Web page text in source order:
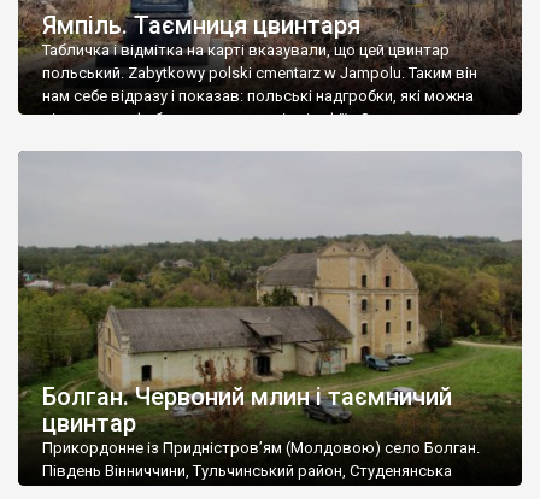
Ямпіль. Таємниця цвинтаря
Табличка і відмітка на карті вказували, що цей цвинтар
польський. Zabytkowy polski cmentarz w Jampolu. Таким він
нам себе відразу і показав: польські надгробки, які можна
віднести до фабричних, польські епітафії… Загалом цвинтар
Болган. Червоний млин і таємничий
цвинтар
Прикордонне із Придністров’ям (Молдовою) село Болган.
Південь Вінниччини, Тульчинський район, Студенянська